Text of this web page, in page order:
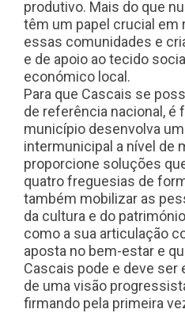
produtivo. Mais do que
têm um papel crucial em
essas comunidades e
e de apoio ao tecido
económico local.
Para que Cascais se
de referência nacional, é
município desenvolva
intermunicipal a nível de
proporcione soluções
quatro freguesias de
também mobilizar as
da cultura e do
como a sua articulação
aposta no bem-estar e
Cascais pode e deve ser
de uma visão
firmando pela primeira